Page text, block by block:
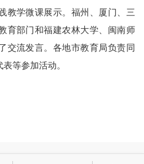
教学微课展示。福州、厦门、三
育部门和福建农林大学、闽南师
交流发言。各地市教育局负责同
等参加活动。